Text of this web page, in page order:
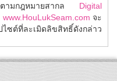
ามกฎหมายสากล Digital
www.HouLukSeam.com จะ
ซต์ที่ละเมิดลิขสิทธิ์ดังกล่าว